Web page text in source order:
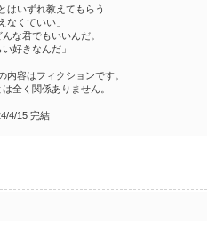
はいずれ教えてもらう
なくていい」
んな君でもいいんだ。
好きなんだ」
内容はフィクションです。
全く関係ありません。
4/15 完結